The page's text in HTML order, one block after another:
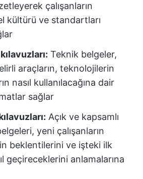
çalışanların
kültürü ve standartları
Teknik belgeler,
araçların, teknolojilerin
nasıl kullanılacağına dair
sağlar
Açık ve kapsamlı
yeni çalışanların
beklentilerini ve işteki ilk
geçireceklerini anlamalarına